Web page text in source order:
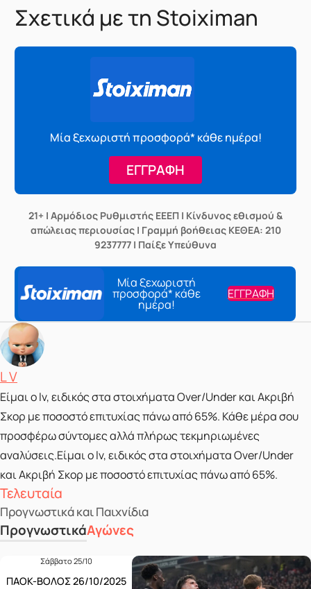
Τελευταία
Προγνωστικά και Παιχνίδια
ΠρογνωστικάΑγώνες
Σάββατο 25/10
ΠΑΟΚ-ΒΟΛΟΣ 26/10/2025
Σχετικά με τη Stoiximan
Μία ξεχωριστή προσφορά* κάθε ημέρα!
ΕΓΓΡΑΦΗ
21+ | Αρμόδιος Ρυθμιστής ΕΕΕΠ | Κίνδυνος εθισμού &
απώλειας περιουσίας | Γραμμή βοήθειας ΚΕΘΕΑ: 210
9237777 | Παίξε Υπεύθυνα
Μία ξεχωριστή
προσφορά* κάθε
ημέρα!
ΕΓΓΡΑΦΗ
Posted by
L V
Είμαι ο lv, ειδικός στα στοιχήματα Over/Under και Ακριβή
Σκορ με ποσοστό επιτυχίας πάνω από 65%. Κάθε μέρα σου
προσφέρω σύντομες αλλά πλήρως τεκμηριωμένες
αναλύσεις.Είμαι ο lv, ειδικός στα στοιχήματα Over/Under
και Ακριβή Σκορ με ποσοστό επιτυχίας πάνω από 65%.